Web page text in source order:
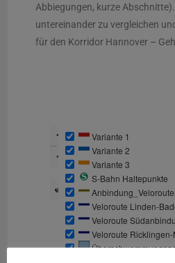
Abbiegungen, kurze
untereinander zu vergleichen
für den Korridor Hannover –